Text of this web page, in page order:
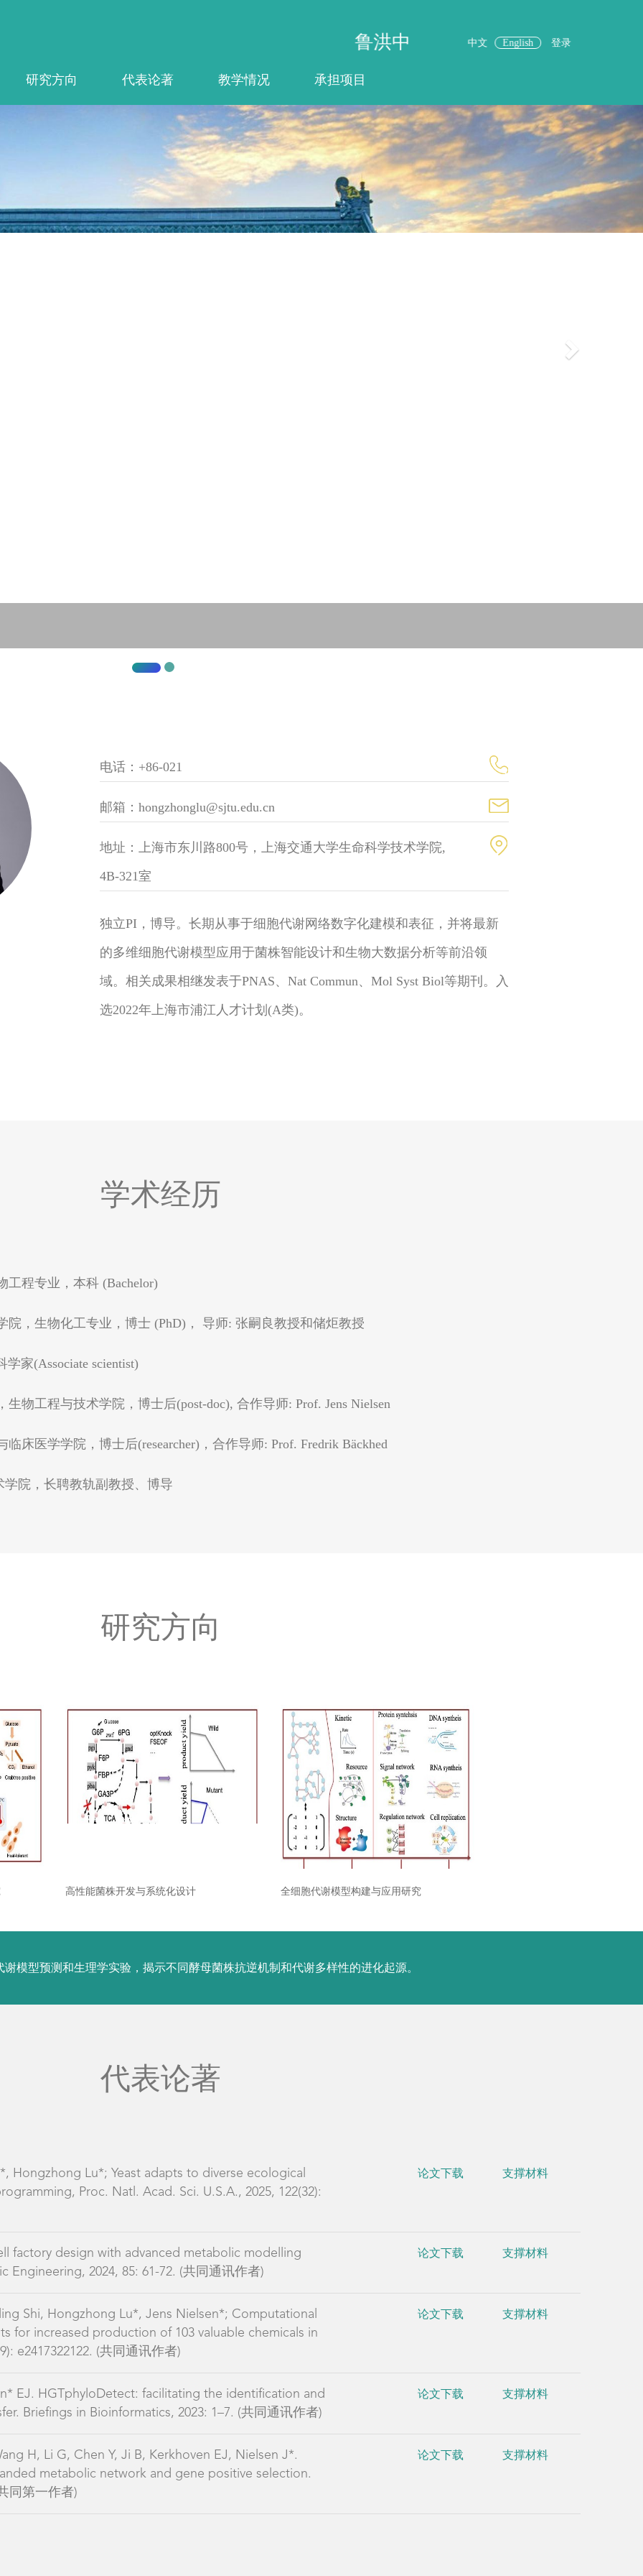
中文 English 登录
鲁洪中
研究方向 代表论著 教学情况 承担项目
电话：+86-021
邮箱：hongzhonglu@sjtu.edu.cn
地址：上海市东川路800号，上海交通大学生命科学技术学院,
4B-321室
独立PI，博导。长期从事于细胞代谢网络数字化建模和表征，并将最新
的多维细胞代谢模型应用于菌株智能设计和生物大数据分析等前沿领
域。相关成果相继发表于PNAS、Nat Commun、Mol Syst Biol等期刊。入
选2022年上海市浦江人才计划(A类)。
学术经历
工程专业，本科 (Bachelor)
院，生物化工专业，博士 (PhD)， 导师: 张嗣良教授和储炬教授
家(Associate scientist)
物工程与技术学院，博士后(post-doc), 合作导师: Prof. Jens Nielsen
床医学学院，博士后(researcher)，合作导师: Prof. Fredrik Bäckhed
学院，长聘教轨副教授、博导
研究方向
高性能菌株开发与系统化设计 全细胞代谢模型构建与应用研究
模型预测和生理学实验，揭示不同酵母菌株抗逆机制和代谢多样性的进化起源。
代表论著
Hongzhong Lu*; Yeast adapts to diverse ecological
Proc. Natl. Acad. Sci. U.S.A., 2025, 122(32):
论文下载 支撑材料
factory design with advanced metabolic modelling
2024, 85: 61-72. (共同通讯作者)
论文下载 支撑材料
Shi, Hongzhong Lu*, Jens Nielsen*; Computational
for increased production of 103 valuable chemicals in
e2417322122. (共同通讯作者)
论文下载 支撑材料
EJ. HGTphyloDetect: facilitating the identification and
Briefings in Bioinformatics, 2023: 1–7. (共同通讯作者)
论文下载 支撑材料
H, Li G, Chen Y, Ji B, Kerkhoven EJ, Nielsen J*.
metabolic network and gene positive selection.
同第一作者)
论文下载 支撑材料